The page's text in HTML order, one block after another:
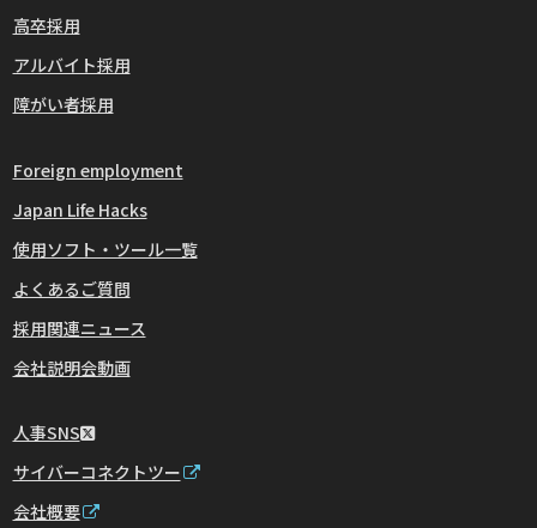
高卒採用
アルバイト採用
障がい者採用
Foreign employment
Japan Life Hacks
使用ソフト・ツール一覧
よくあるご質問
採用関連ニュース
会社説明会動画
人事SNS
サイバーコネクトツー
会社概要